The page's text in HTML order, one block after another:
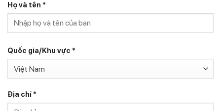
Họ và tên *
Quốc gia/Khu vực *
Việt Nam
Địa chỉ *